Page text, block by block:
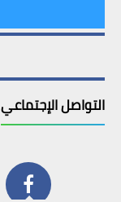
التواصل الإجتماعي